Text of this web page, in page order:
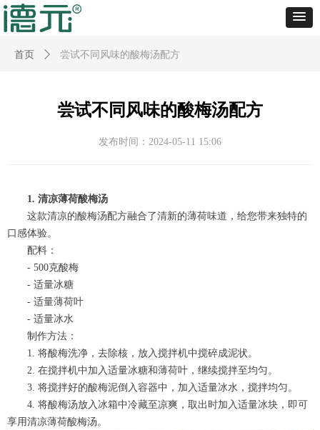
首页 ꄲ 尝试不同风味的酸梅汤配方
尝试不同风味的酸梅汤配方
1. 清凉薄荷酸梅汤
这款清凉的酸梅汤配方融合了清新的薄荷味道，给您带来独特的
口感体验。
配料：
- 500克酸梅
- 适量冰糖
- 适量薄荷叶
- 适量冰水
制作方法：
1. 将酸梅洗净，去除核，放入搅拌机中搅碎成泥状。
2. 在搅拌机中加入适量冰糖和薄荷叶，继续搅拌至均匀。
3. 将搅拌好的酸梅泥倒入容器中，加入适量冰水，搅拌均匀。
4. 将酸梅汤放入冰箱中冷藏至凉爽，取出时加入适量冰块，即可
享用清凉薄荷酸梅汤。
发布时间： 2024-05-11 15:06